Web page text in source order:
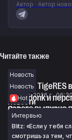
Автор · Автор
Читайте также
Новость
Nuclear TigeRES
7 авг. 2026 г.,
Новость
Спад donk и
нового выпуска
6 авг. 2026 г., 21:02
Hot
Сетка и
Season 3 по CS2
6 авг. 2026 г., 20:05
Новости
Интервью
Blitz: «Если у тебя
смотришь за тем,